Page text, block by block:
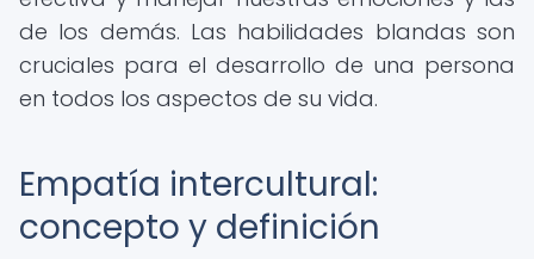
de los demás. Las habilidades blandas son
cruciales para el desarrollo de una persona
en todos los aspectos de su vida.
Empatía intercultural:
concepto y definición